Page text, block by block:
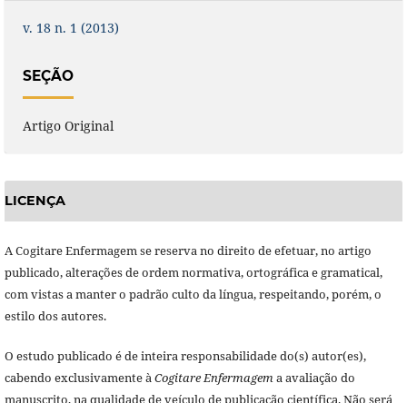
v. 18 n. 1 (2013)
SEÇÃO
Artigo Original
LICENÇA
A Cogitare Enfermagem se reserva no direito de efetuar, no artigo
publicado, alterações de ordem normativa, ortográfica e gramatical,
com vistas a manter o padrão culto da língua, respeitando, porém, o
estilo dos autores.
O estudo publicado é de inteira responsabilidade do(s) autor(es),
cabendo exclusivamente àCogitare Enfermagema avaliação do
manuscrito, na qualidade de veículo de publicação científica. Não será